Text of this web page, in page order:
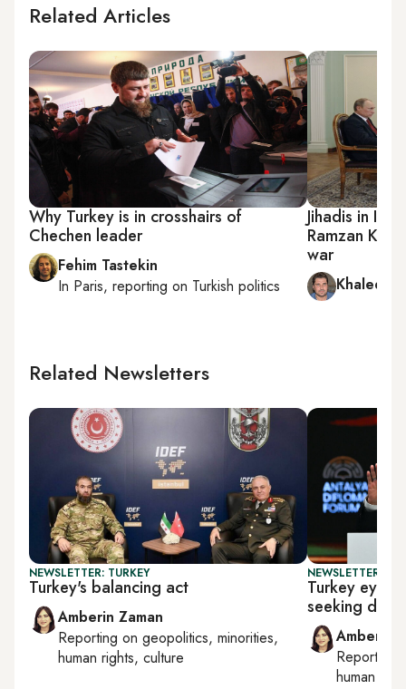
Related Articles
Why Turkey is in crosshairs of
Chechen leader
Fehim Tastekin
In Paris, reporting on Turkish politics
Jihadis in
Ramzan
war
Khaled
Related Newsletters
NEWSLETTER: TURKEY
Turkey's balancing act
Amberin Zaman
Reporting on geopolitics, minorities,
human rights, culture
NEWSLETTER:
Turkey eyes
seeking
Amberin
Reporting
human